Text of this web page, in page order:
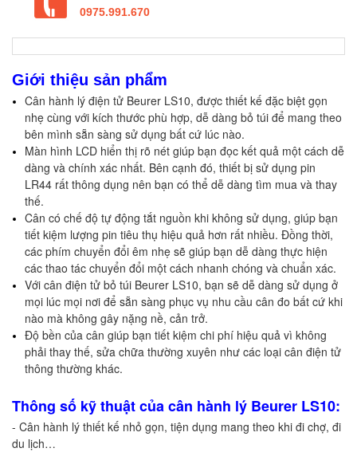
0975.991.670
Giới thiệu sản phẩm
Cân hành lý điện tử Beurer LS10, được thiết kế đặc biệt gọn
nhẹ cùng với kích thước phù hợp, dễ dàng bỏ túi để mang theo
bên mình sẵn sàng sử dụng bất cứ lúc nào.
Màn hình LCD hiển thị rõ nét giúp bạn đọc kết quả một cách dễ
dàng và chính xác nhất. Bên cạnh đó, thiết bị sử dụng pin
LR44 rất thông dụng nên bạn có thể dễ dàng tìm mua và thay
thế.
Cân có chế độ tự động tắt nguồn khi không sử dụng, giúp bạn
tiết kiệm lượng pin tiêu thụ hiệu quả hơn rất nhiều. Đồng thời,
các phím chuyển đổi êm nhẹ sẽ giúp bạn dễ dàng thực hiện
các thao tác chuyển đổi một cách nhanh chóng và chuẩn xác.
Với cân điện tử bỏ túi Beurer LS10, bạn sẽ dễ dàng sử dụng ở
mọi lúc mọi nơi để sẵn sàng phục vụ nhu cầu cân đo bất cứ khi
nào mà không gây nặng nề, cản trở.
Độ bền của cân giúp bạn tiết kiệm chi phí hiệu quả vì không
phải thay thế, sửa chữa thường xuyên như các loại cân điện tử
thông thường khác.
Thông số kỹ thuật của cân hành lý Beurer LS10:
- Cân hành lý thiết kế nhỏ gọn, tiện dụng mang theo khi đi chợ, đi
du lịch…